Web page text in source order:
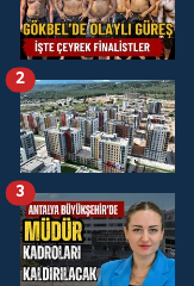
2
3